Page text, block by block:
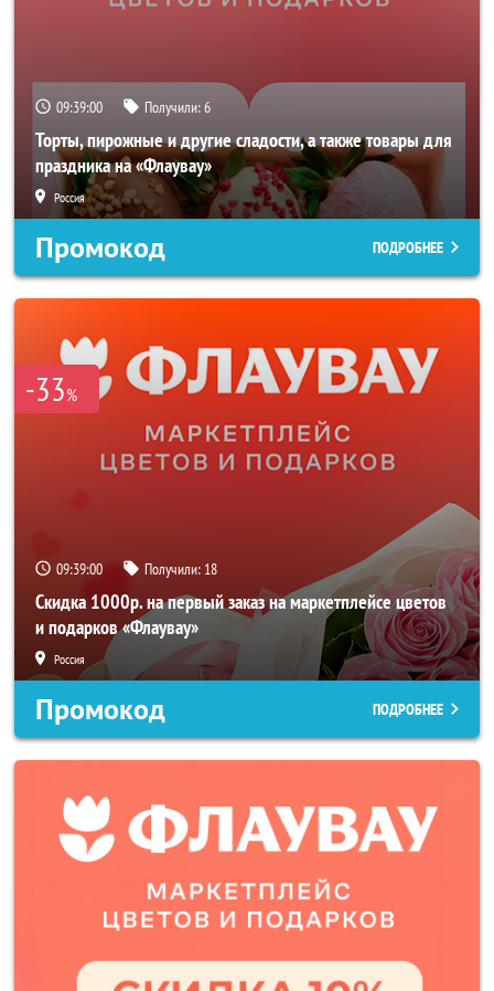
09:38:58 Получили:6
Торты, пирожные и другие сладости, а также товары для
праздника на «Флаувау»
Россия
Промокод ПОДРОБНЕЕ
-33%
09:38:58 Получили: 18
Скидка 1000р. на первый заказ на маркетплейсе цветов
и подарков «Флаувау»
Россия
Промокод ПОДРОБНЕЕ